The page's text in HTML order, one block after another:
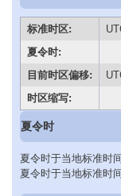
标准时区:
夏令时:
目前时区偏移:
时区缩写:
夏令时
夏令时于当地标准时
夏令时于当地标准时